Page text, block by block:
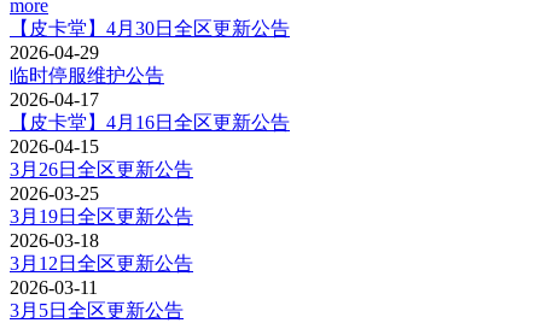
more
【皮卡堂】4月30日全区更新公告
2026-04-29
临时停服维护公告
2026-04-17
【皮卡堂】4月16日全区更新公告
2026-04-15
3月26日全区更新公告
2026-03-25
3月19日全区更新公告
2026-03-18
3月12日全区更新公告
2026-03-11
3月5日全区更新公告